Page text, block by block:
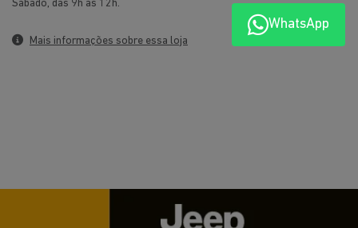
Sábado, das 9h às 12h.
Mais informações sobre essa loja
WhatsApp